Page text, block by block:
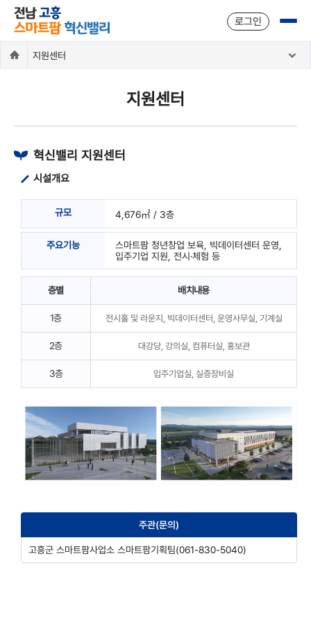
주메뉴 바로가기
본문 바로가기
로그인
지원센터
지원센터
혁신밸리 지원센터
시설개요
규모 4,676㎡ / 3층
주요기능
스마트팜 청년창업 보육, 빅데이터센터 운영,
입주기업 지원, 전시·체험 등
층별 배치내용
1층 전시홀 및 라운지, 빅데이터센터, 운영사무실, 기계실
2층 대강당, 강의실, 컴퓨터실, 홍보관
3층 입주기업실, 실증장비실
주관(문의)
고흥군 스마트팜사업소 스마트팜기획팀(061-830-5040)